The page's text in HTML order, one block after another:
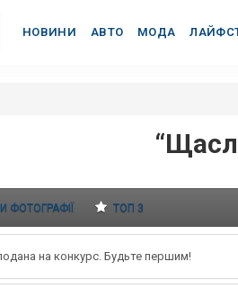
НОВИНИ АВТО МОДА
ТОП 3
на конкурс. Будьте першим!